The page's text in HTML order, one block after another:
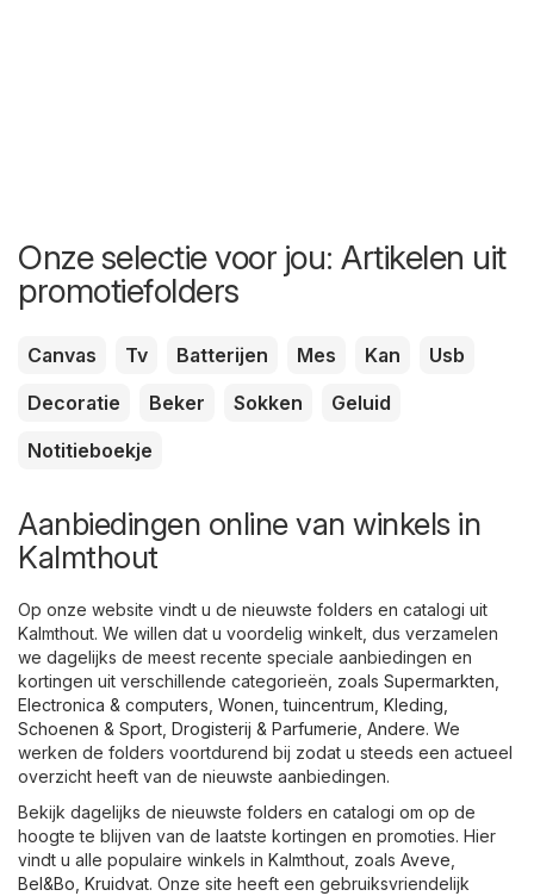
Onze selectie voor jou: Artikelen uit
promotiefolders
Canvas Tv Batterijen Mes Kan
Usb
Decoratie
Beker Sokken
Geluid
Notitieboekje
Aanbiedingen online van winkels in
Kalmthout
Op onze website vindt u de nieuwste folders en catalogi uit
Kalmthout. We willen dat u voordelig winkelt, dus verzamelen
we dagelijks de meest recente speciale aanbiedingen en
kortingen uit verschillende categorieën, zoals Supermarkten
Electronica & computers Wonen, tuincentrum Kleding,
Schoenen & Sport Drogisterij & Parfumerie Andere. We
werken de folders voortdurend bij zodat u steeds een actueel
overzicht heeft van de nieuwste aanbiedingen.
Bekijk dagelijks de nieuwste folders en catalogi om op de
hoogte te blijven van de laatste kortingen en promoties. Hier
vindt u alle populaire winkels in Kalmthout, zoals Aveve
Bel&Bo Kruidvat. Onze site heeft een gebruiksvriendelijk